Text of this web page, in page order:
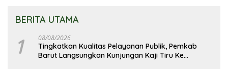
BERITA UTAMA
1 08/08/2026
Tingkatkan Kualitas Pelayanan Publik, Pemkab
Barut Langsungkan Kunjungan Kaji Tiru Ke